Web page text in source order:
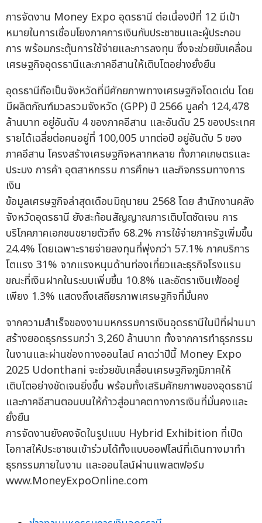
การจัดงาน Money Expo อุดรธานี ต่อเนื่องปีที่ 12 มีเป้า
หมายในการเชื่อมโยงภาคการเงินกับประชาชนและผู้ประกอบ
การ พร้อมกระตุ้นการใช้จ่ายและการลงทุน ซึ่งจะช่วยขับเคลื่อน
เศรษฐกิจอุดรธานีและภาคอีสานให้เติบโตอย่างยั่งยืน
อุดรธานีถือเป็นจังหวัดที่มีศักยภาพทางเศรษฐกิจโดดเด่น โดย
มีผลิตภัณฑ์มวลรวมจังหวัด (GPP) ปี 2566 มูลค่า 124,478
ล้านบาท อยู่อันดับ 4 ของภาคอีสาน และอันดับ 25 ของประเทศ
รายได้เฉลี่ยต่อคนอยู่ที่ 100,005 บาทต่อปี อยู่อันดับ 5 ของ
ภาคอีสาน โครงสร้างเศรษฐกิจหลากหลาย ทั้งภาคเกษตรและ
ประมง การค้า อุตสาหกรรม การศึกษา และกิจกรรมทางการ
เงิน
ข้อมูลเศรษฐกิจล่าสุดเดือนมิถุนายน 2568 โดย สำนักงานคลัง
จังหวัดอุดรธานี ยังสะท้อนสัญญาณการเติบโตชัดเจน การ
บริโภคภาคเอกชนขยายตัวถึง 68.2% การใช้จ่ายภาครัฐเพิ่มขึ้น
24.4% โดยเฉพาะรายจ่ายลงทุนที่พุ่งกว่า 57.1% ภาคบริการ
โตแรง 31% จากแรงหนุนด้านท่องเที่ยวและธุรกิจโรงแรม
ขณะที่เงินฝากในระบบเพิ่มขึ้น 10.8% และอัตราเงินเฟ้ออยู่
เพียง 1.3% แสดงถึงเสถียรภาพเศรษฐกิจที่มั่นคง
จากความสำเร็จของงานมหกรรมการเงินอุดรธานีในปีที่ผ่านมา
สร้างยอดธุรกรรมกว่า 3,260 ล้านบาท ทั้งจากการทำธุรกรรม
ในงานและผ่านช่องทางออนไลน์ คาดว่าปีนี้ Money Expo
2025 Udonthani จะช่วยขับเคลื่อนเศรษฐกิจภูมิภาคให้
เติบโตอย่างชัดเจนยิ่งขึ้น พร้อมทั้งเสริมศักยภาพของอุดรธานี
และภาคอีสานตอนบนให้ก้าวสู่อนาคตทางการเงินที่มั่นคงและ
ยั่งยืน
การจัดงานยังคงจัดในรูปแบบ Hybrid Exhibition ที่เปิด
โอกาสให้ประชาชนเข้าร่วมได้ทั้งแบบออฟไลน์ที่เดินทางมาทำ
ธุรกรรมภายในงาน และออนไลน์ผ่านแพลตฟอร์ม
www.MoneyExpoOnline.com